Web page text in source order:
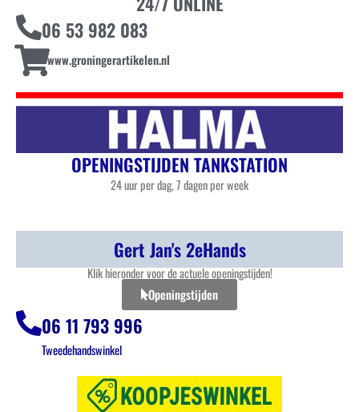
06 53 982 083
www.groningerartikelen.nl
OPENINGSTIJDEN TANKSTATION
24 uur per dag, 7 dagen per week
Gert Jan's 2eHands
Klik hieronder voor de actuele openingstijden!
Openingstijden
06 11 793 996
Tweedehandswinkel